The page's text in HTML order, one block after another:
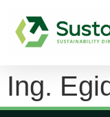
Ing.